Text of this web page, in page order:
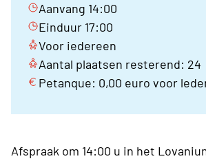
Aanvang 14:00
Einduur 17:00
Voor iedereen
Aantal plaatsen resterend: 24
Petanque: 0,00 euro voor
Afspraak om 14:00 u in het